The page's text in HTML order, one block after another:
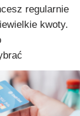
regularnie
kwoty.